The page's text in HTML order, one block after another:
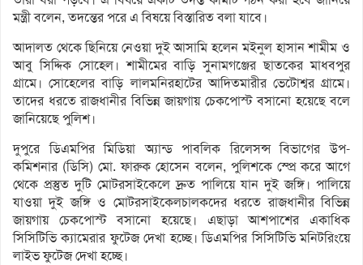
মন্ত্রী বলেন, তদন্তের পরে এ বিষয়ে বিস্তারিত বলা যাবে।
আদালত থেকে ছিনিয়ে নেওয়া দুই আসামি হলেন মইনুল হাসান শামীম ও
আবু সিদ্দিক সোহেল। শামীমের বাড়ি সুনামগঞ্জের ছাতকের মাধবপুর
গ্রামে। সোহেলের বাড়ি লালমনিরহাটের আদিতমারীর ভেটোশ্বর গ্রামে।
তাদের ধরতে রাজধানীর বিভিন্ন জায়গায় চেকপোস্ট বসানো হয়েছে বলে
জানিয়েছে পুলিশ।
দুপুরে ডিএমপির মিডিয়া অ্যান্ড পাবলিক রিলেসন্স বিভাগের উপ-
কমিশনার (ডিসি) মো. ফারুক হোসেন বলেন, পুলিশকে স্প্রে করে আগে
থেকে প্রস্তুত দুটি মোটরসাইকেলে দ্রুত পালিয়ে যান দুই জঙ্গি। পালিয়ে
যাওয়া দুই জঙ্গি ও মোটরসাইকেলচালকদের ধরতে রাজধানীর বিভিন্ন
জায়গায় চেকপোস্ট বসানো হয়েছে। এছাড়া আশপাশের একাধিক
সিসিটিভি ক্যামেরার ফুটেজ দেখা হচ্ছে। ডিএমপির সিসিটিভি মনিটরিংয়ে
লাইভ ফুটেজ দেখা হচ্ছে।